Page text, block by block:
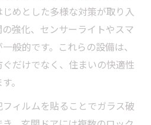
めとした多様な対策が取り入
強化、センサーライトやスマ
般的です。これらの設備は、
だけでなく、住まいの快適性
。
ィルムを貼ることでガラス破